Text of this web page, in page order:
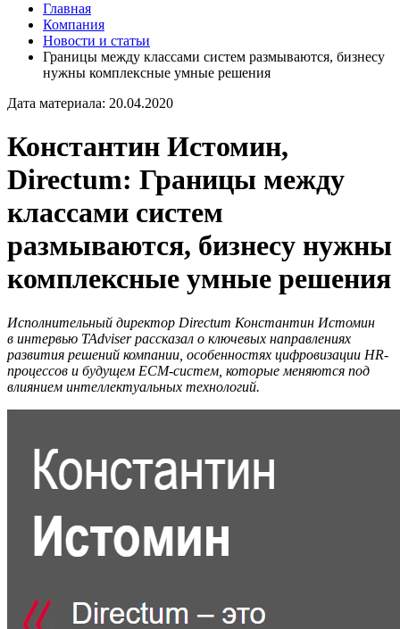
Главная
Компания
Новости и статьи
Границы между классами систем размываются, бизнесу
нужны комплексные умные решения
Дата материала: 20.04.2020
Константин Истомин,
Directum: Границы между
классами систем
размываются, бизнесу нужны
комплексные умные решения
Исполнительный директор Directum Константин Истомин
в интервью TAdviser рассказал о ключевых направлениях
развития решений компании, особенностях цифровизации HR-
процессов и будущем ECM-систем, которые меняются под
влиянием интеллектуальных технологий.